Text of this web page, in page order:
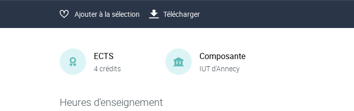
Ajouter à la sélection Télécharger
ECTS
4 crédits
Composante
IUT d'Annecy
Heures d'enseignement